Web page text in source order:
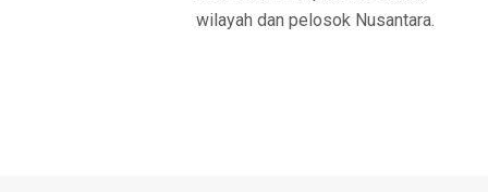
wilayah dan pelosok Nusantara.